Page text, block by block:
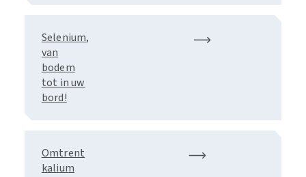
Selenium,
van
bodem
tot in uw
bord!
Omtrent
kalium